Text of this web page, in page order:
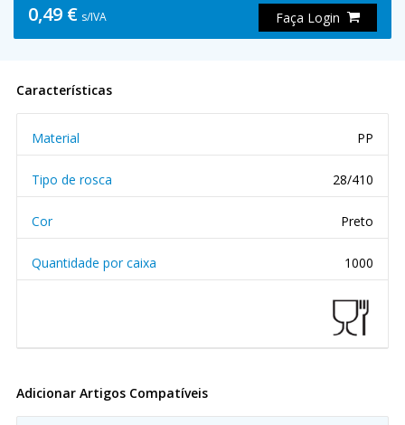
0,49 € s/IVA Faça Login
Características
Material PP
Tipo de rosca 28/410
Cor Preto
Quantidade por caixa 1000
Adicionar Artigos Compatíveis